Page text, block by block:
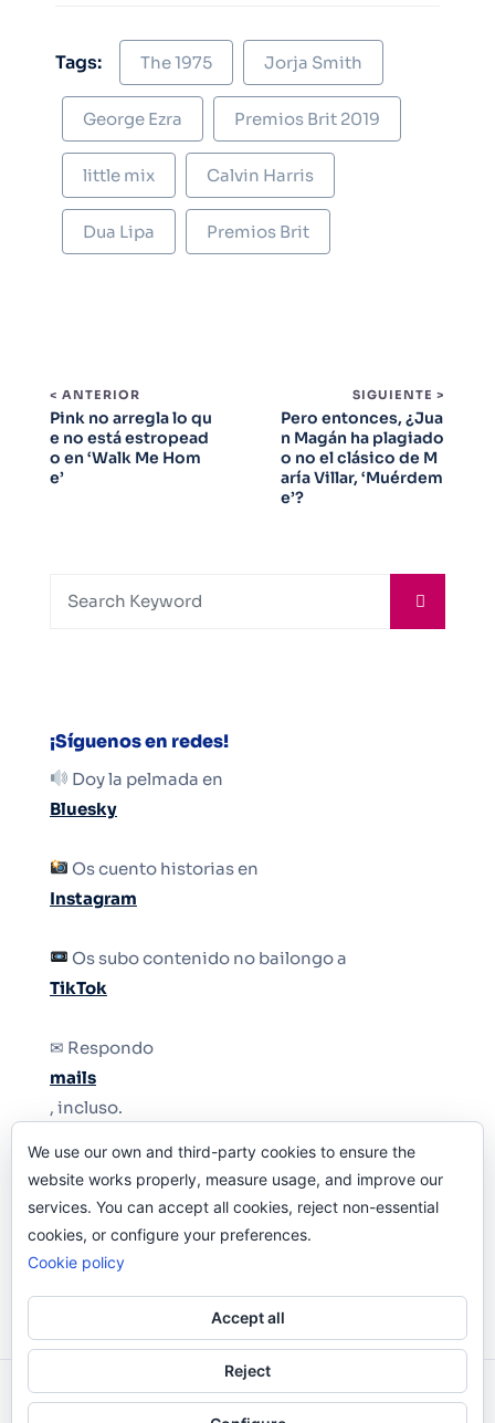
Tags: The 1975 Jorja Smith
George Ezra Premios Brit 2019
little mix Calvin Harris
Dua Lipa Premios Brit
< ANTERIOR
Pink no arregla lo qu
e no está estropead
o en ‘Walk Me Hom
e’
SIGUIENTE >
Pero entonces, ¿Jua
n Magán ha plagiado
o no el clásico de M
aría Villar, ‘Muérdem
e’?
¡Síguenos en redes!
Doy la pelmada en
Bluesky
Os cuento historias en
Instagram
Os subo contenido no bailongo a
TikTok
✉ Respondo
mails
, incluso.
Y si una persona no puede tener teléfono, que
le quiten el teléfono.
Odi O'Malley © 2016-2025. Todos Los Derechos
We use our own and third-party cookies to ensure the
website works properly, measure usage, and improve our
services. You can accept all cookies, reject non-essential
cookies, or configure your preferences.
Cookie policy
Accept all
Reject